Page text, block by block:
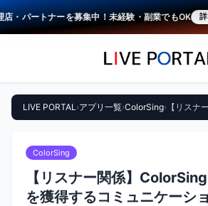
ートナーを募集中！未経験・副業でもOK 詳しく
LIVE PORTAL ›アプリ一覧›ColorSing› 【リス
ColorSing
【リスナー関係】
を獲得するコミュニケーシ